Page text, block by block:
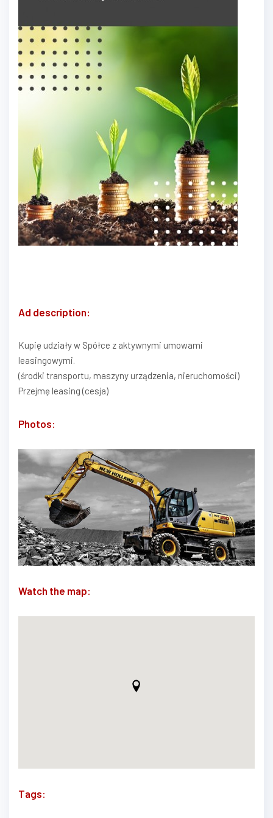
Ad description:
Kupię udziały w Spółce z aktywnymi umowami
leasingowymi.
(środki transportu, maszyny urządzenia, nieruchomości)
Przejmę leasing (cesja)
Photos:
Watch the map:
Tags: